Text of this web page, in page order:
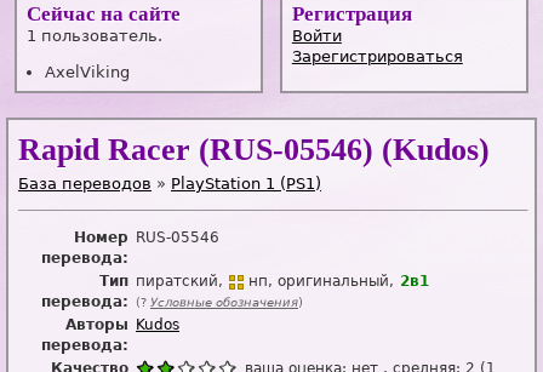
Сейчас на сайте
1 пользователь.
AxelViking
Регистрация
Войти
Зарегистрироваться
Rapid Racer (RUS-05546) (Kudos)
База переводов » PlayStation 1 (PS1)
Номер
перевода:
RUS-05546
Тип
перевода:
пиратский нп оригинальный 2в1
(? Условные обозначения)
Авторы
перевода:
Kudos
Качество
ваша оценка: нет , средняя: 2 ( 1